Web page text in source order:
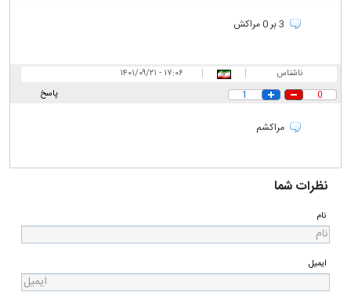
ناشناس |
|
۱۷:۰۶ - ۱۴۰۱/۰۹/۲۱
پاسخ
0
1
مراکشم
نظرات شما
نام
ایمیل